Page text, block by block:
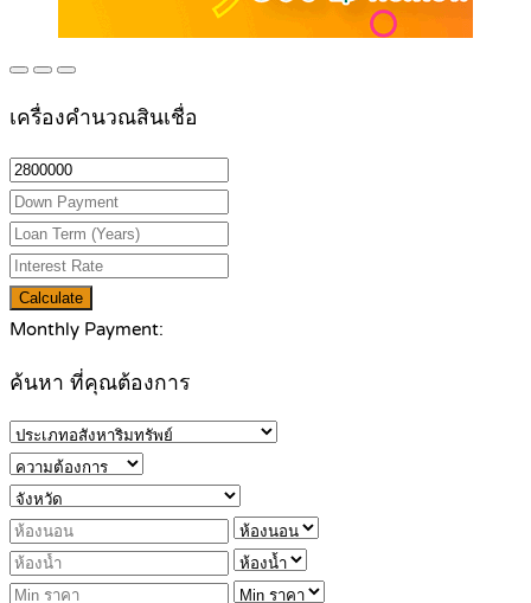
เครื่องคำนวณสินเชื่อ
Calculate
Monthly Payment:
ค้นหา ที่คุณต้องการ